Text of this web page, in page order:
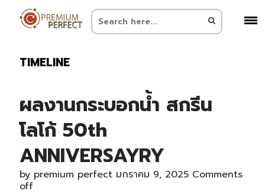
TIMELINE
ผลงานกระบอกน้ำ สกรีน
โลโก้ 50th
ANNIVERSAYRY
by premium perfect มกราคม 9, 2025 Comments
off